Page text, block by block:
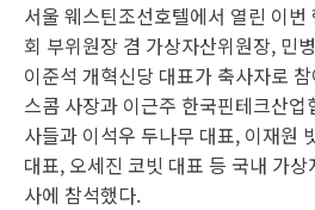
서울 웨스틴조선호텔에서 열린 이번
회 부위원장 겸 가상자산위원장, 민
이준석 개혁신당 대표가 축사자로
스콤 사장과 이근주 한국핀테크산업
사들과 이석우 두나무 대표, 이재원
대표, 오세진 코빗 대표 등 국내 가
사에 참석했다.